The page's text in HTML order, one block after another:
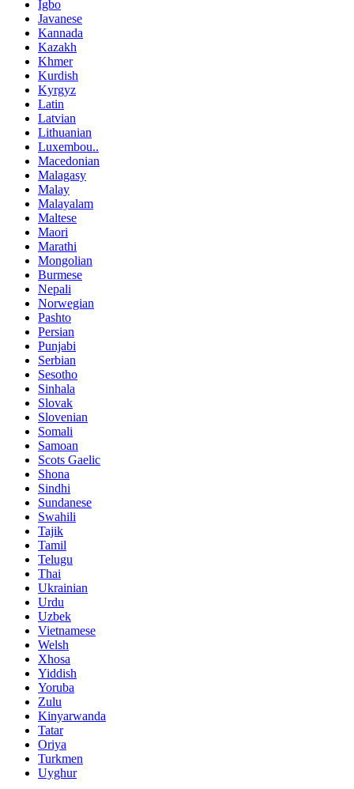
Igbo
Javanese
Kannada
Kazakh
Khmer
Kurdish
Kyrgyz
Latin
Latvian
Lithuanian
Luxembou..
Macedonian
Malagasy
Malay
Malayalam
Maltese
Maori
Marathi
Mongolian
Burmese
Nepali
Norwegian
Pashto
Persian
Punjabi
Serbian
Sesotho
Sinhala
Slovak
Slovenian
Somali
Samoan
Scots Gaelic
Shona
Sindhi
Sundanese
Swahili
Tajik
Tamil
Telugu
Thai
Ukrainian
Urdu
Uzbek
Vietnamese
Welsh
Xhosa
Yiddish
Yoruba
Zulu
Kinyarwanda
Tatar
Oriya
Turkmen
Uyghur